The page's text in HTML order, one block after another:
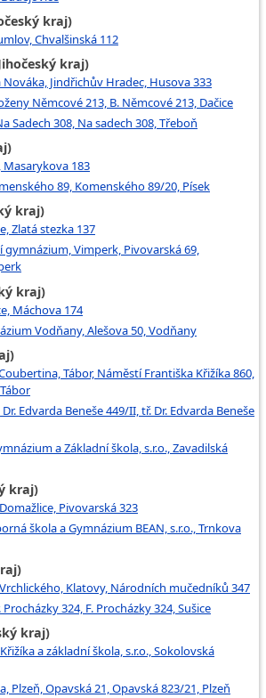
kraj)
Chvalšinská 112
kraj)
Jindřichův Hradec, Husova 333
Němcové 213, B. Němcové 213, Dačice
Sadech 308, Na sadech 308, Třeboň
183
89, Komenského 89/20, Písek
kraj)
Zlatá stezka 137
Vimperk, Pivovarská 69,
kraj)
Máchova 174
Vodňany, Alešova 50, Vodňany
Tábor, Náměstí Františka Křižíka 860,
Edvarda Beneše 449/II, tř. Dr. Edvarda Beneše
a Základní škola, s.r.o., Zavadilská
kraj)
Pivovarská 323
škola a Gymnázium BEAN, s.r.o., Trnkova
Klatovy, Národních mučedníků 347
324, F. Procházky 324, Sušice
kraj)
a základní škola, s.r.o., Sokolovská
Plzeň, Opavská 21, Opavská 823/21, Plzeň